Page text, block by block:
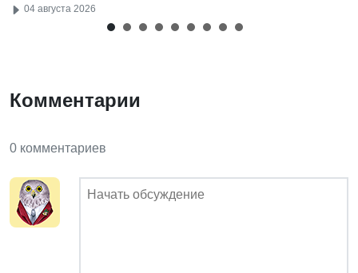
04 августа 2026
Комментарии
0 комментариев